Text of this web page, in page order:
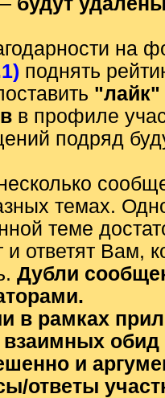
на
поднять
"лайк"
в профиле
подряд
темах.
теме
и ответят Вам,
Дубли
в рамках
взаимных обид
и
ответы